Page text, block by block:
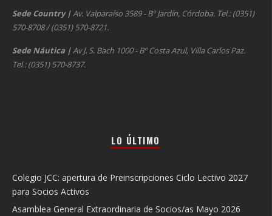
Sede Country |Av. Valparaíso 3589 - Bº Jardín, Córdoba. Tel.: (0351)
570-8708 / (0351) 570-8721.
Sede Náutica |Av J. S. Bach 1000 - Bº Costa Azul, Villa Carlos Paz.
Tel.: (0351) 570-8737.
LO ÚLTIMO
Colegio JCC: apertura de Preinscripciones Ciclo Lectivo 2027
para Socios Activos
Asamblea General Extraordinaria de Socios/as Mayo 2026